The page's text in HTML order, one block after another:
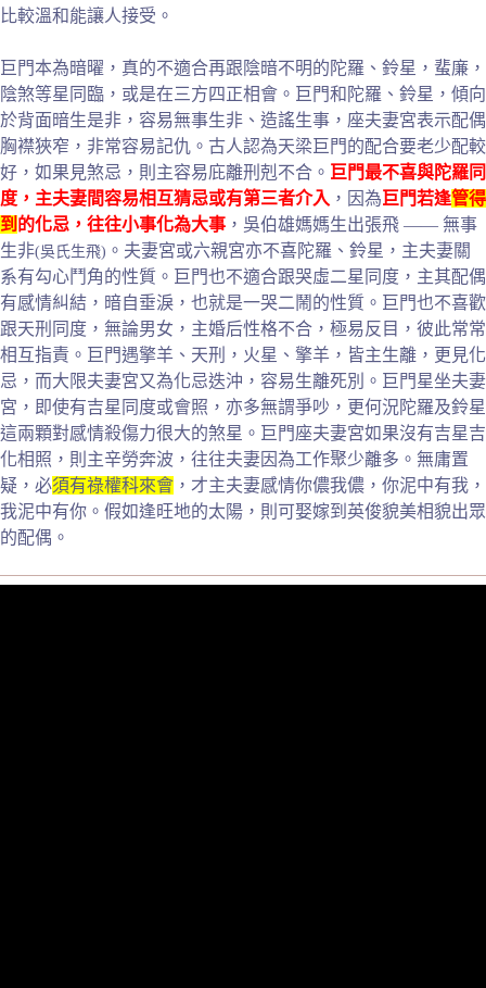
比較溫和能讓人接受。
巨門本為暗曜，真的不適合再跟陰暗不明的陀羅、鈴星，蜚廉，
陰煞等星同臨，或是在三方四正相會。巨門和陀羅、鈴星，傾向
於背面暗生是非，容易無事生非、造謠生事，座夫妻宮表示配偶
胸襟狹窄，非常容易記仇。古人認為天梁巨門的配合要老少配較
好，如果見煞忌，則主容易庇離刑剋不合。 巨門最不喜與陀羅同
度，主夫妻間容易相互猜忌或有第三者介入 ，因為巨門若逢管得
到 的化忌，往往小事化為大事 ，吳伯雄媽媽生出張飛 —— 無事
生非(吳氏生飛) 。夫妻宮或六親宮亦不喜陀羅、鈴星，主夫妻關
系有勾心鬥角的性質。巨門也不適合跟哭虛二星同度，主其配偶
有感情糾結，暗自垂淚，也就是一哭二鬧的性質。巨門也不喜歡
跟天刑同度，無論男女，主婚后性格不合，極易反目，彼此常常
相互指責。巨門遇擎羊、天刑，火星、擎羊，皆主生離，更見化
忌，而大限夫妻宮又為化忌迭沖，容易生離死別。巨門星坐夫妻
宮，即使有吉星同度或會照，亦多無謂爭吵，更何況陀羅及鈴星
這兩顆對感情殺傷力很大的煞星。巨門座夫妻宮如果沒有吉星吉
化相照，則主辛勞奔波，往往夫妻因為工作聚少離多。無庸置
疑，必須有祿權科來會 ，才主夫妻感情你儂我儂，你泥中有我，
我泥中有你。假如逢旺地的太陽，則可娶嫁到英俊貌美相貌出眾
的配偶。